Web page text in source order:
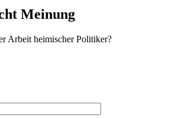
Meinung
Arbeit heimischer Politiker?